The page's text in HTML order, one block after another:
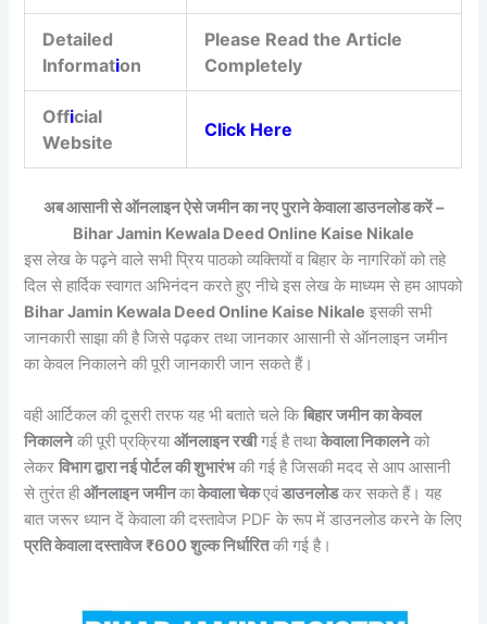
Detailed
Information
Please Read the Article
Completely
Official
Website
Click Here
अब आसानी से ऑनलाइन ऐसे जमीन का नए पुराने केवाला डाउनलोड करें –
Bihar Jamin Kewala Deed Online Kaise Nikale
इस लेख के पढ़ने वाले सभी प्रिय पाठको व्यक्तियों व बिहार के नागरिकों को तहे
दिल से हार्दिक स्वागत अभिनंदन करते हुए नीचे इस लेख के माध्यम से हम आपको
Bihar Jamin Kewala Deed Online Kaise Nikale इसकी सभी
जानकारी साझा की है जिसे पढ़कर तथा जानकार आसानी से ऑनलाइन जमीन
का केवल निकालने की पूरी जानकारी जान सकते हैं।
वही आर्टिकल की दूसरी तरफ यह भी बताते चले किबिहार जमीन का केवल
निकालनेकी पूरी प्रक्रियाऑनलाइन रखीगई है तथाकेवाला निकालनेको
लेकरविभाग द्वारा नई पोर्टल की शुभारंभकी गई है जिसकी मदद से आप आसानी
से तुरंत हीऑनलाइन जमीनकाकेवाला चेकएवंडाउनलोडकर सकते हैं। यह
बात जरूर ध्यान दें केवाला की दस्तावेज PDF के रूप में डाउनलोड करने के लिए
प्रति केवाला दस्तावेज ₹600 शुल्क निर्धारितकी गई है।